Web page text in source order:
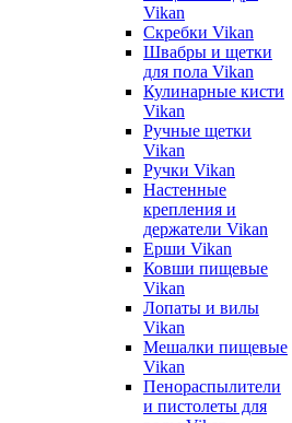
Vikan
Скребки Vikan
Швабры и щетки
для пола Vikan
Кулинарные кисти
Vikan
Ручные щетки
Vikan
Ручки Vikan
Настенные
крепления и
держатели Vikan
Ерши Vikan
Ковши пищевые
Vikan
Лопаты и вилы
Vikan
Мешалки пищевые
Vikan
Пенораспылители
и пистолеты для